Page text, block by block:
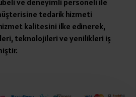
ve deneyimli personeli ile
tedarik hizmeti
kalitesini ilke edinerek,
teknolojileri ve yenilikleri iş